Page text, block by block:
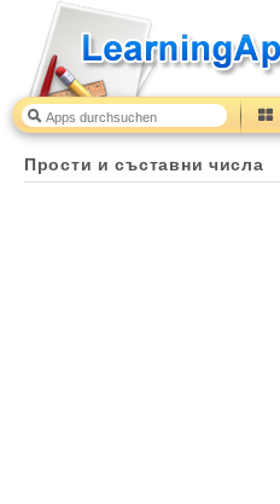
Прости и съставни числа